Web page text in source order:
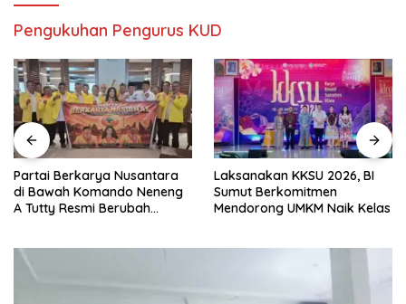
Pengukuhan Pengurus KUD
Partai Berkarya Nusantara
di Bawah Komando Neneng
A Tutty Resmi Berubah
Laksanakan KKSU 2026, BI
Sumut Berkomitmen
Mendorong UMKM Naik Kelas